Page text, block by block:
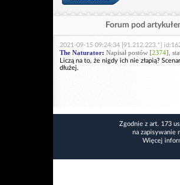
Forum pod
2021-09-15 09:24:34 [91.212.223.*]
The Naturator: Napisał postów [2374],
Liczą na to, że nigdy ich nie złapią?
dłużej.
Zgodnie z art. 173
na zapisywanie
Więcej